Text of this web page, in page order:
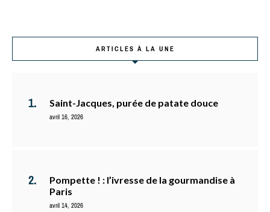
ARTICLES À LA UNE
Saint-Jacques, purée de patate douce
avril 16, 2026
Pompette ! : l’ivresse de la gourmandise à
Paris
avril 14, 2026